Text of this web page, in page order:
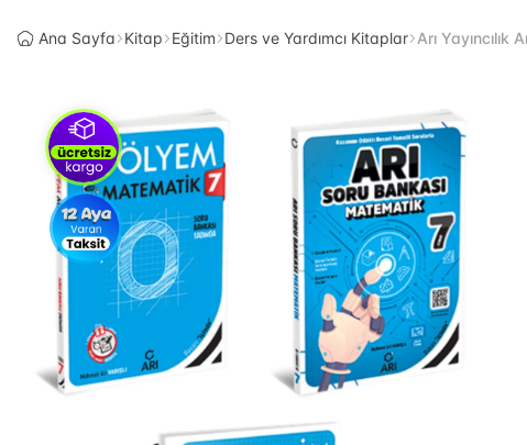
Ana Sayfa Kitap Eğitim Ders ve Yardımcı Kitaplar Arı